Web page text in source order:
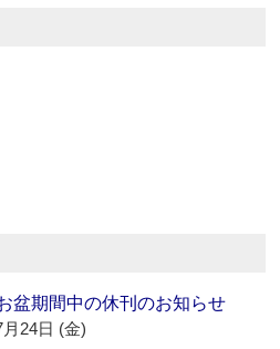
盆期間中の休刊のお知らせ
24日 (金)